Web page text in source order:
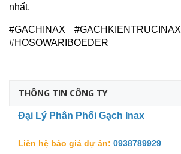
nhất.
#GACHINAX
#HOSOWARIBOEDER
THÔNG TIN CÔNG TY
Đại Lý Phân Phối Gạch Inax
Liên hệ báo giá dự án: 0938789929